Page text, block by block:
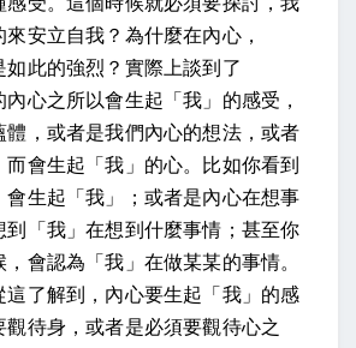
安立自我？為什麼在內心，
如此的強烈？實際上談到了
內心之所以會生起「我」的感受，
體，或者是我們內心的想法，或者
而會生起「我」的心。比如你看到
會生起「我」；或者是內心在想事
到「我」在想到什麼事情；甚至你
會認為「我」在做某某的事情。
這了解到，內心要生起「我」的感
觀待身，或者是必須要觀待心之